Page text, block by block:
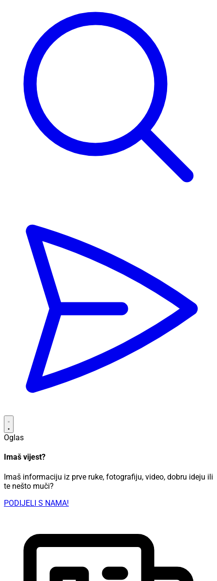
Oglas
Imaš vijest?
Imaš informaciju iz prve ruke, fotografiju, video, dobru ideju ili
te nešto muči?
PODIJELI S NAMA!